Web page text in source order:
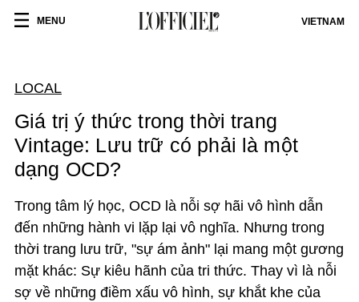
MENU VIETNAM
LOCAL
Giá trị ý thức trong thời trang
Vintage: Lưu trữ có phải là một
dạng OCD?
Trong tâm lý học, OCD là nỗi sợ hãi vô hình dẫn
đến những hành vi lặp lại vô nghĩa. Nhưng trong
thời trang lưu trữ, "sự ám ảnh" lại mang một gương
mặt khác: Sự kiêu hãnh của tri thức. Thay vì là nỗi
sợ về những điềm xấu vô hình, sự khắt khe của